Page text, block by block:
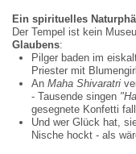
Ein spirituelles Naturphä
Der Tempel ist kein
Glaubens:
Pilger baden im
Priester mit
An Maha Shivaratri
- Tausende singen "
gesegnete Konfetti
Und wer Glück hat,
Nische hockt - als